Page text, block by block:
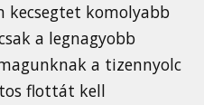
kecsegtet komolyabb
a legnagyobb
a tizennyolc
flottát kell